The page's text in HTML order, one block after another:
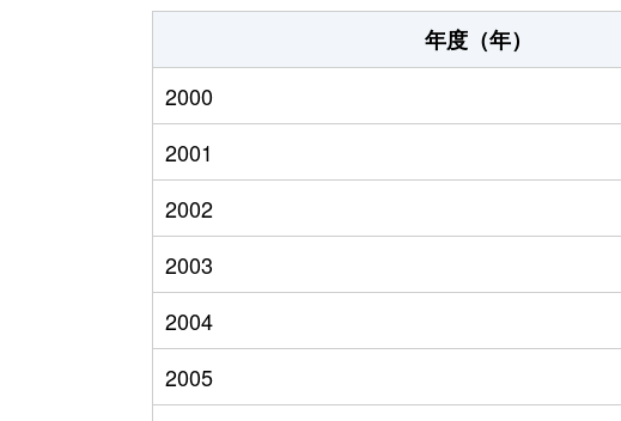
年度（年）
2000
2001
2002
2003
2004
2005